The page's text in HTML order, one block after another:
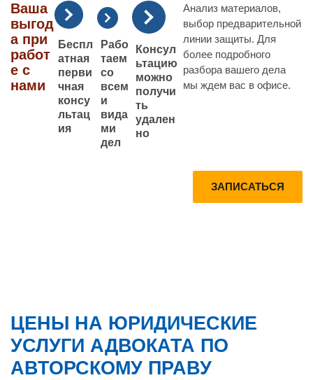
Ваша
выгод
а при
работ
е с
нами
Беспл
атная
перви
чная
консу
льтац
ия
Рабо
таем
со
всем
и
вида
ми
дел
Консул
ьтацию
можно
получи
ть
удален
но
Анализ материалов,
выбор предварительной
линии защиты. Для
более подробного
разбора вашего дела
мы ждем вас в офисе.
ЗАПИСАТЬСЯ
ЦЕНЫ НА ЮРИДИЧЕСКИЕ
УСЛУГИ АДВОКАТА ПО
АВТОРСКОМУ ПРАВУ